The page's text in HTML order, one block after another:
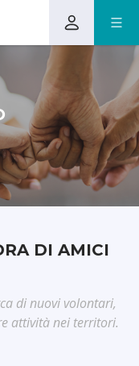
DI AMICI
di nuovi volontari,
attività nei territori.